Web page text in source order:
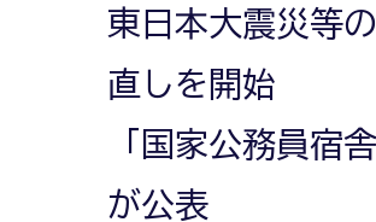
東日本大震災等
直しを開始
「国家公務員宿
が公表